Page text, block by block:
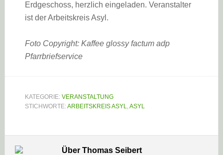
Erdgeschoss, herzlich eingeladen. Veranstalter
ist der Arbeitskreis Asyl.
Foto Copyright: Kaffee glossy factum adp
Pfarrbriefservice
KATEGORIE: VERANSTALTUNG
STICHWORTE:ARBEITSKREIS ASYL,ASYL
Über Thomas Seibert